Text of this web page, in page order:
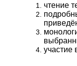
чтение
участие